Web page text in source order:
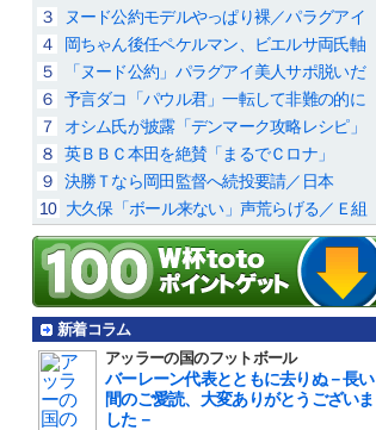
３
ヌード公約モデルやっぱり裸／パラグアイ
４
岡ちゃん後任ペケルマン、ビエルサ両氏軸
５
「ヌード公約」パラグアイ美人サポ脱いだ
６
予言ダコ「パウル君」一転して非難の的に
７
オシム氏が披露「デンマーク攻略レシピ」
８
英ＢＢＣ本田を絶賛「まるでＣロナ」
９
決勝Ｔなら岡田監督へ続投要請／日本
10 大久保「ボール来ない」声荒らげる／Ｅ組
新着コラム
アッラーの国のフットボール
バーレーン代表とともに去りぬ－長い
間のご愛読、大変ありがとうございま
した－